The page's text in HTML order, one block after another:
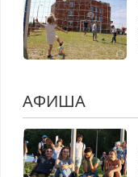
АФИША